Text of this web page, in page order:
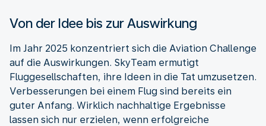
Von der Idee bis zur Auswirkung
Im Jahr 2025 konzentriert sich die Aviation Challenge
auf die Auswirkungen. SkyTeam ermutigt
Fluggesellschaften, ihre Ideen in die Tat umzusetzen.
Verbesserungen bei einem Flug sind bereits ein
guter Anfang. Wirklich nachhaltige Ergebnisse
lassen sich nur erzielen, wenn erfolgreiche